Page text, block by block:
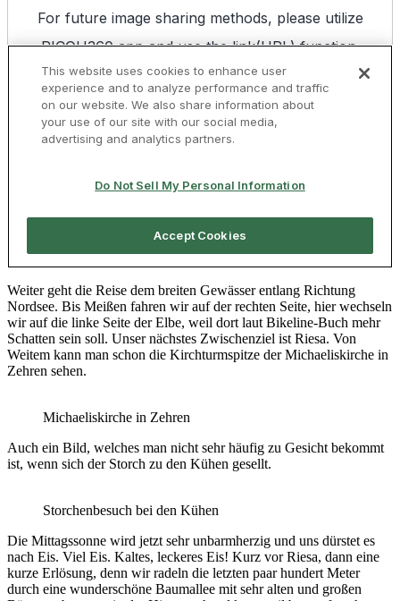
Weiter geht die Reise dem breiten Gewässer entlang Richtung
Nordsee. Bis Meißen fahren wir auf der rechten Seite, hier wechseln
wir auf die linke Seite der Elbe, weil dort laut Bikeline-Buch mehr
Schatten sein soll. Unser nächstes Zwischenziel ist Riesa. Von
Weitem kann man schon die Kirchturmspitze der Michaeliskirche in
Zehren sehen.
Michaeliskirche in Zehren
Auch ein Bild, welches man nicht sehr häufig zu Gesicht bekommt
ist, wenn sich der Storch zu den Kühen gesellt.
Storchenbesuch bei den Kühen
Die Mittagssonne wird jetzt sehr unbarmherzig und uns dürstet es
nach Eis. Viel Eis. Kaltes, leckeres Eis! Kurz vor Riesa, dann eine
kurze Erlösung, denn wir radeln die letzten paar hundert Meter
durch eine wunderschöne Baumallee mit sehr alten und großen